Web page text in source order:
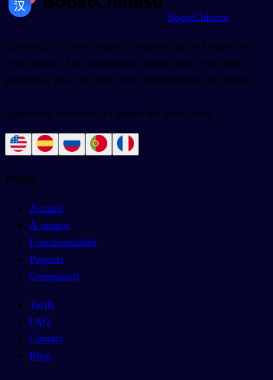
BoostChinese
Apprenez le chinois depuis n'importe quelle langue avec
votre mobile. Une application unique pour vous aider à
progresser plus vite dans votre apprentissage du chinois.
Apprendre le chinois n'a jamais été aussi facile.
Pages
Accueil
À propos
Fonctionnalités
Paquets
Comparatif
Tarifs
FAQ
Contact
Blog